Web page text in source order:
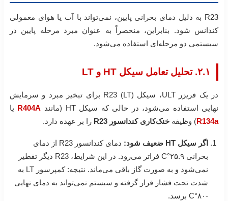
R23 به دلیل دمای بحرانی پایین، نمی‌تواند با آب یا هوای معمولی
کندانس شود. بنابراین، منحصراً به عنوان مبرد مرحله پایین در
سیستمی دو مرحله‌ای استفاده می‌شود.
۲.۱. تحلیل تعامل سیکل HT و LT
در یک فریزر ULT، سیکل R23 (LT) برای تبخیر مبرد و سرمایش
نهایی استفاده می‌شود، در حالی که سیکل HT (مانند
R404A
یا
R134a) وظیفه خنک‌کاری کندانسور R23 را بر عهده دارد.
اگر سیکل HT ضعیف شود:
دمای کندانسور R23 از دمای
بحرانی ۲۵.۹°C فراتر می‌رود. در این شرایط، R23 دیگر تقطیر
نمی‌شود و به صورت گاز باقی می‌ماند. نتیجه: کمپرسور LT به
شدت تحت فشار قرار گرفته و سیستم نمی‌تواند به دمای نهایی
-۸۰°C برسد.